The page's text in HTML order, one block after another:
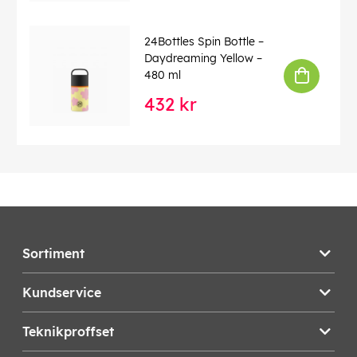
24Bottles Spin Bottle –
Daydreaming Yellow –
480 ml
432 kr
Sortiment
Kundservice
Teknikproffset